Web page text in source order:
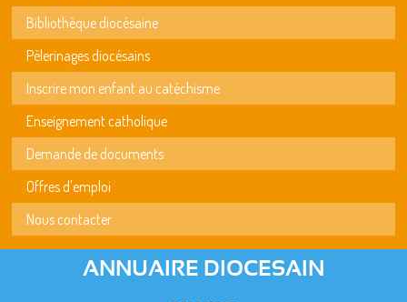
Bibliothèque diocésaine
Pèlerinages diocésains
Inscrire mon enfant au catéchisme
Enseignement catholique
Demande de documents
Offres d'emploi
Nous contacter
ANNUAIRE DIOCESAIN